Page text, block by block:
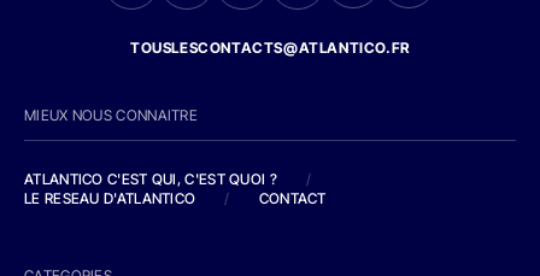
TOUSLESCONTACTS@ATLANTICO.FR
MIEUX NOUS CONNAITRE
ATLANTICO C'EST QUI, C'EST QUOI ?
/
LE RESEAU D'ATLANTICO
/ CONTACT